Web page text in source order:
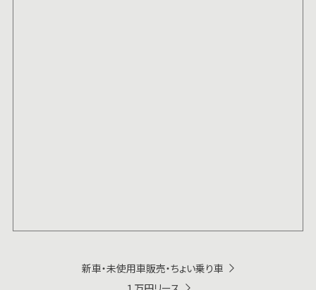
新車・未使用車販売・ちょい乗り車